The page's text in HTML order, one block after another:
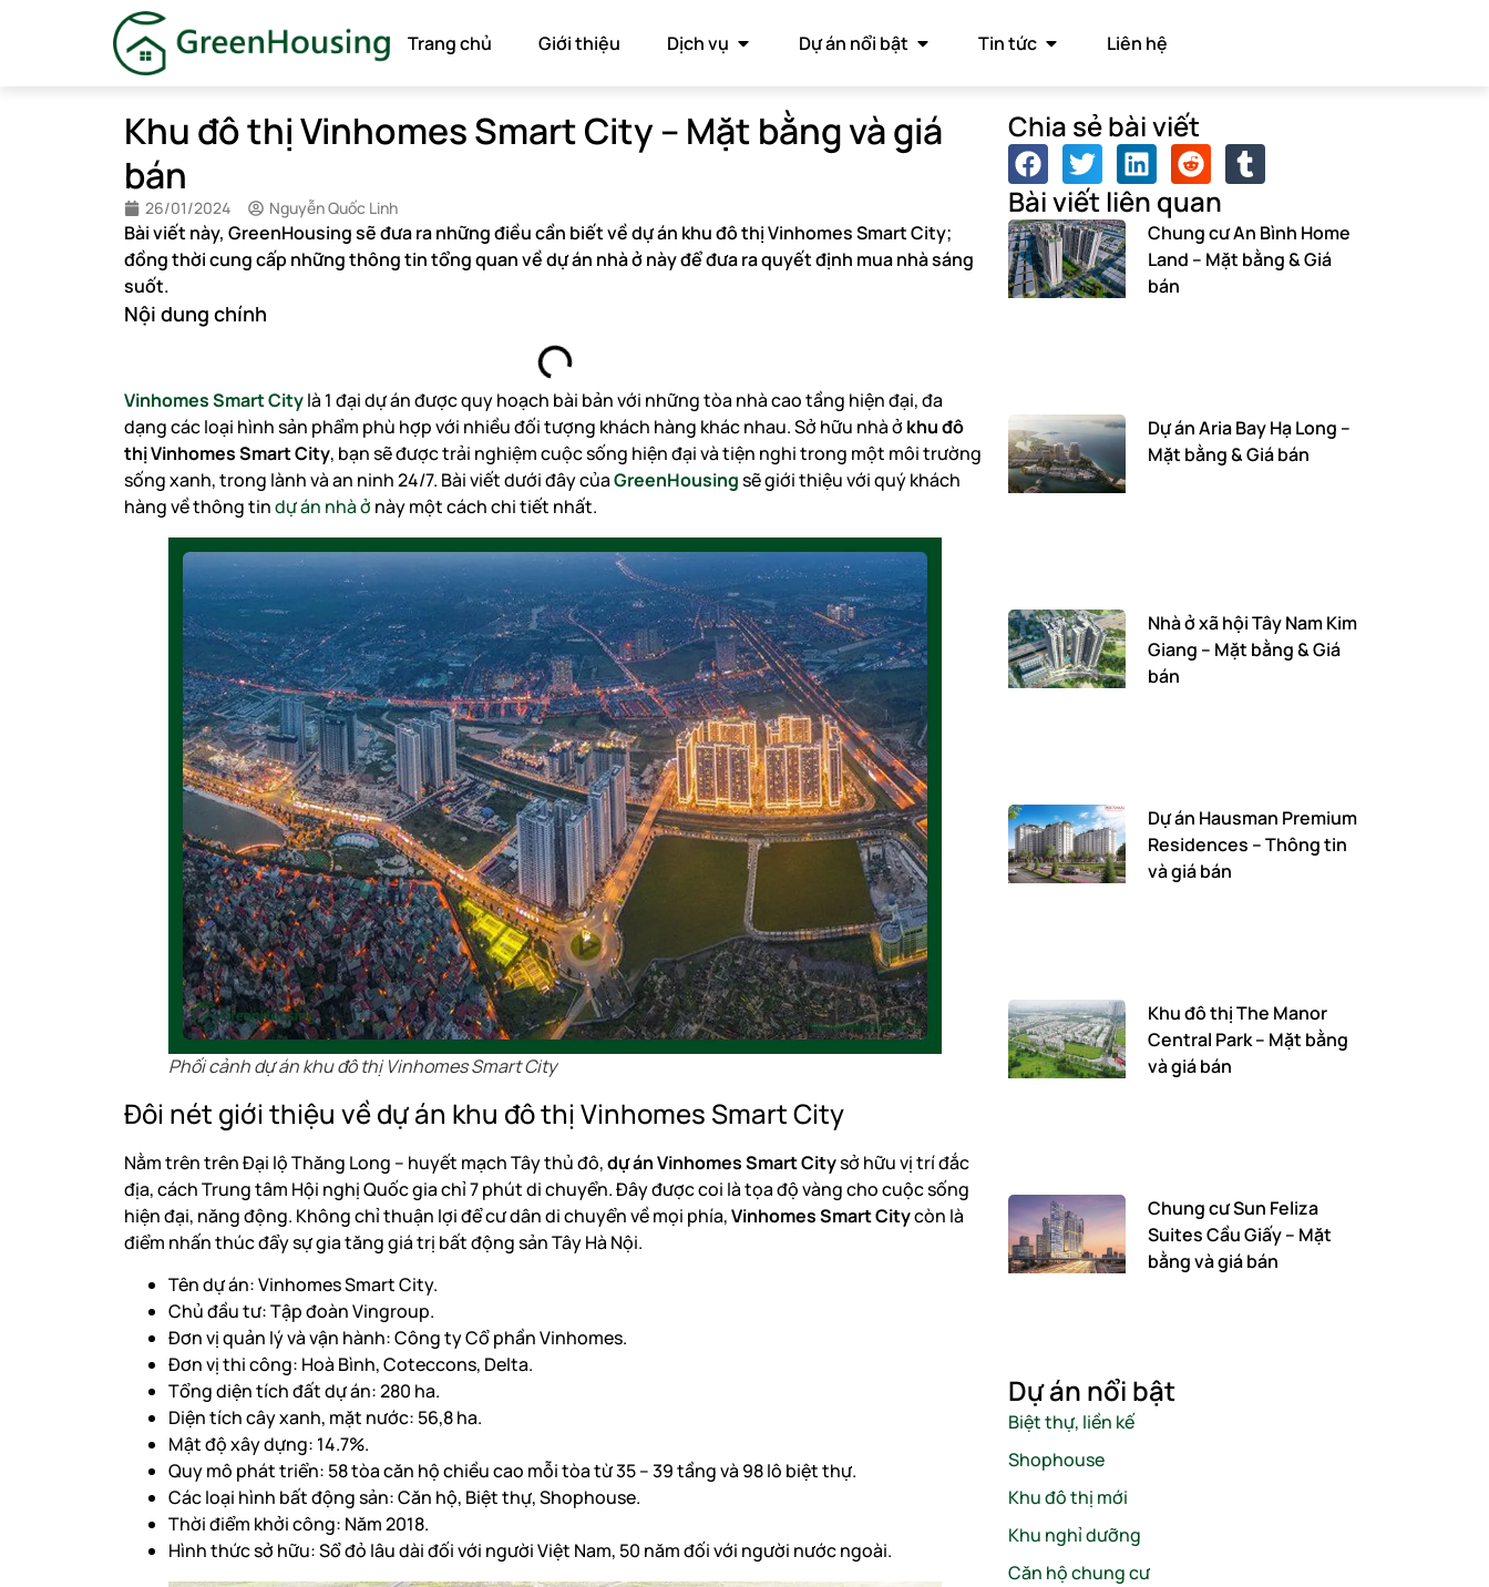
Trang chủ Giới thiệu Dịch vụ Dự án nổi bật Tin tức Liên hệ
Khu đô thị Vinhomes Smart City – Mặt bằng và giá
bán
26/01/2024 Nguyễn Quốc Linh
Bài viết này, GreenHousing sẽ đưa ra những điều cần biết về dự án khu đô thị Vinhomes Smart City;
đồng thời cung cấp những thông tin tổng quan về dự án nhà ở này để đưa ra quyết định mua nhà sáng
suốt.
Nội dung chính
Vinhomes Smart Citylà 1 đại dự án được quy hoạch bài bản với những tòa nhà cao tầng hiện đại, đa
dạng các loại hình sản phẩm phù hợp với nhiều đối tượng khách hàng khác nhau. Sở hữu nhà ở khu đô
thị Vinhomes Smart City, bạn sẽ được trải nghiệm cuộc sống hiện đại và tiện nghi trong một môi trường
sống xanh, trong lành và an ninh 24/7. Bài viết dưới đây củaGreenHousingsẽ giới thiệu với quý khách
hàng về thông tindự án nhà ở này một cách chi tiết nhất.
Phối cảnh dự án khu đô thị Vinhomes Smart City
Đôi nét giới thiệu về dự án khu đô thị Vinhomes Smart City
Nằm trên trên Đại lộ Thăng Long – huyết mạch Tây thủ đô,dự án Vinhomes Smart Citysở hữu vị trí đắc
địa, cách Trung tâm Hội nghị Quốc gia chỉ 7 phút di chuyển. Đây được coi là tọa độ vàng cho cuộc sống
hiện đại, năng động. Không chỉ thuận lợi để cư dân di chuyển về mọi phía,Vinhomes Smart Citycòn là
điểm nhấn thúc đẩy sự gia tăng giá trị bất động sản Tây Hà Nội.
Tên dự án: Vinhomes Smart City.
Chủ đầu tư: Tập đoàn Vingroup.
Đơn vị quản lý và vận hành: Công ty Cổ phần Vinhomes.
Đơn vị thi công: Hoà Bình, Coteccons, Delta.
Tổng diện tích đất dự án: 280 ha.
Diện tích cây xanh, mặt nước: 56,8 ha.
Mật độ xây dựng: 14.7%.
Quy mô phát triển: 58 tòa căn hộ chiều cao mỗi tòa từ 35 – 39 tầng và 98 lô biệt thự.
Các loại hình bất động sản: Căn hộ, Biệt thự, Shophouse.
Thời điểm khởi công: Năm 2018.
Hình thức sở hữu: Sổ đỏ lâu dài đối với người Việt Nam, 50 năm đối với người nước ngoài.
Chia sẻ bài viết
Bài viết liên quan
Chung cư An Bình Home
Land – Mặt bằng & Giá
bán
Dự án Aria Bay Hạ Long –
Mặt bằng & Giá bán
Nhà ở xã hội Tây Nam Kim
Giang – Mặt bằng & Giá
bán
Dự án Hausman Premium
Residences – Thông tin
và giá bán
Khu đô thị The Manor
Central Park – Mặt bằng
và giá bán
Chung cư Sun Feliza
Suites Cầu Giấy – Mặt
bằng và giá bán
Dự án nổi bật
Biệt thự, liền kế
Shophouse
Khu đô thị mới
Khu nghỉ dưỡng
Căn hộ chung cư